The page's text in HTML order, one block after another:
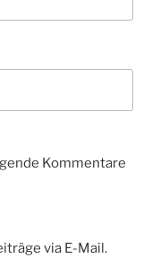
Kommentare
via E-Mail.